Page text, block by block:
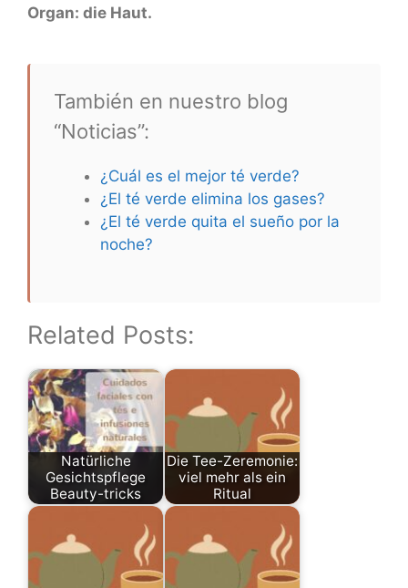
Organ: die Haut.
También en nuestro blog
“Noticias”:
¿Cuál es el mejor té verde?
¿El té verde elimina los gases?
¿El té verde quita el sueño por la
noche?
Related Posts:
Natürliche
Gesichtspflege
Beauty-tricks
Die Tee-Zeremonie:
viel mehr als ein
Ritual